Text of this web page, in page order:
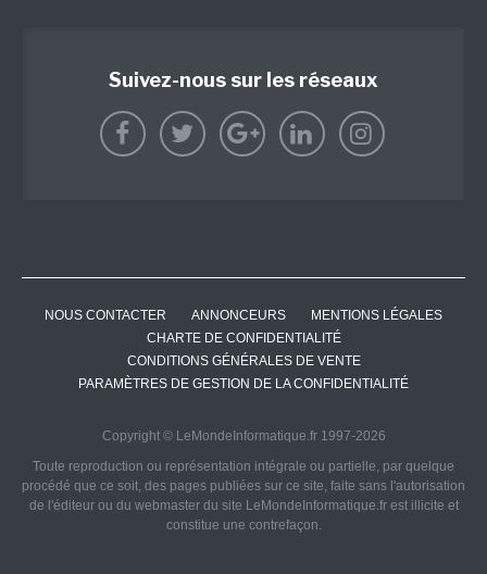
Suivez-nous sur les réseaux
NOUS CONTACTER ANNONCEURS
MENTIONS LÉGALES
CHARTE DE CONFIDENTIALITÉ
CONDITIONS GÉNÉRALES DE VENTE
PARAMÈTRES DE GESTION DE LA CONFIDENTIALITÉ
Copyright © LeMondeInformatique.fr 1997-2026
Toute reproduction ou représentation intégrale ou partielle, par quelque
procédé que ce soit, des pages publiées sur ce site, faite sans l'autorisation
de l'éditeur ou du webmaster du site LeMondeInformatique.fr est illicite et
constitue une contrefaçon.